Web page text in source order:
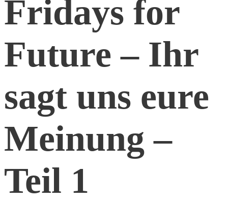
Fridays for
Future – Ihr
sagt uns eure
Meinung –
Teil 1